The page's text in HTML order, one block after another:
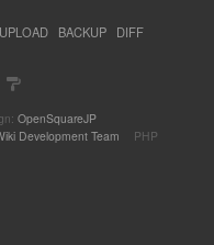
UPLOAD BACKUP
DIFF
OpenSquareJP
Development Team PHP